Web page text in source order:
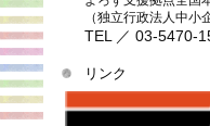
（独立行政法人中小
TEL ／ 03-5470-
リンク